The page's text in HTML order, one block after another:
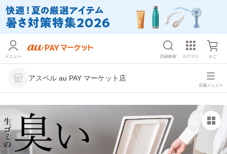
メニュー 詳細検索 カテゴリ かご
アスベル au PAY マーケット店
店舗メニュー